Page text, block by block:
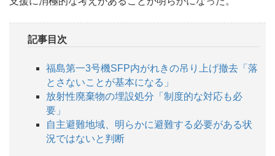
記事目次
福島第一3号機SFP内がれきの吊り上げ撤去「落
とさないことが基本になる」
放射性廃棄物の埋設処分「制度的な対応も必
要」
自主避難地域、明らかに避難する必要がある状
況ではないと判断